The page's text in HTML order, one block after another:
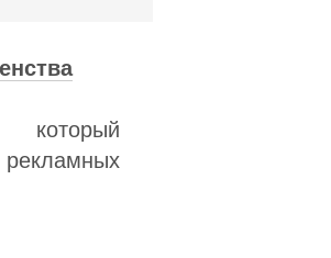
который
рекламных